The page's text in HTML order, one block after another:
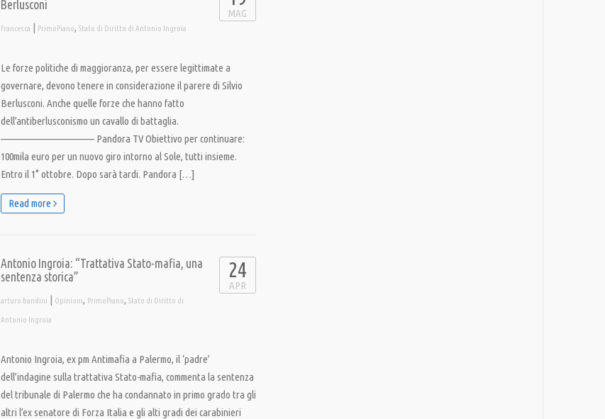
Berlusconi
francesca | PrimoPiano, Stato di Diritto di Antonio Ingroia
MAG
Le forze politiche di maggioranza, per essere legittimate a
governare, devono tenere in considerazione il parere di Silvio
Berlusconi. Anche quelle forze che hanno fatto
dell’antiberlusconismo un cavallo di battaglia.
———————————— Pandora TV Obiettivo per continuare:
100mila euro per un nuovo giro intorno al Sole, tutti insieme.
Entro il 1° ottobre. Dopo sarà tardi. Pandora […]
Read more
Antonio Ingroia: “Trattativa Stato-mafia, una
sentenza storica”
arturo bandini | Opinioni, PrimoPiano, Stato di Diritto di
Antonio Ingroia
24
APR
Antonio Ingroia, ex pm Antimafia a Palermo, il ‘padre’
dell’indagine sulla trattativa Stato-mafia, commenta la sentenza
del tribunale di Palermo che ha condannato in primo grado tra gli
altri l’ex senatore di Forza Italia e gli alti gradi dei carabinieri